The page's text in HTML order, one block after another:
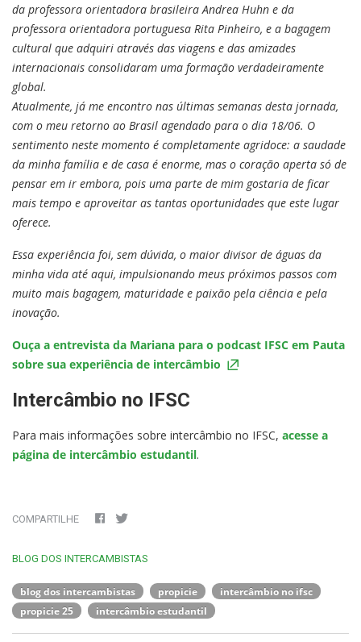
da professora orientadora brasileira Andrea Huhn e da
professora orientadora portuguesa Rita Pinheiro, e a bagagem
cultural que adquiri através das viagens e das amizades
internacionais consolidaram uma formação verdadeiramente
global.
Atualmente, já me encontro nas últimas semanas desta jornada,
com o meu retorno ao Brasil agendado para o dia 18/06. O
sentimento neste momento é completamente agridoce: a saudade
da minha família e de casa é enorme, mas o coração aperta só de
pensar em ir embora, pois uma parte de mim gostaria de ficar
mais tempo e aproveitar as tantas oportunidades que este lugar
oferece.
Essa experiência foi, sem dúvida, o maior divisor de águas da
minha vida até aqui, impulsionando meus próximos passos com
muito mais bagagem, maturidade e paixão pela ciência e pela
inovação.
Ouça a entrevista da Mariana para o podcast IFSC em Pauta
sobre sua experiência de intercâmbio
Intercâmbio no IFSC
Para mais informações sobre intercâmbio no IFSC, acesse a
página de intercâmbio estudantil.
COMPARTILHE
BLOG DOS INTERCAMBISTAS
blog dos intercambistas propicie
intercâmbio no ifsc
propicie 25
intercâmbio estudantil